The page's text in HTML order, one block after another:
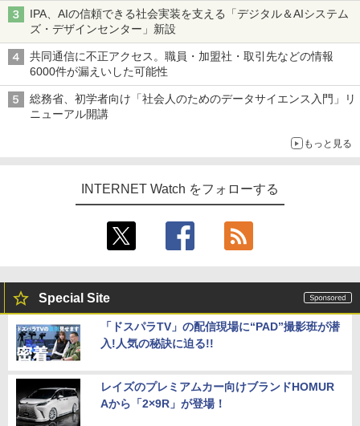
IPA、AIの信頼できる社会実装を支える「デジタル＆AIシステム
ズ・デザインセンター」新設
共同通信に不正アクセス。職員・加盟社・取引先などの情報
6000件が漏えいした可能性
総務省、初学者向け「社会人のためのデータサイエンス入門」リ
ニューアル開講
もっと見る
INTERNET Watch をフォローする
Special Site
「ドスパラTV」の配信現場に“PAD”撮影班が潜
入!人気の秘訣に迫る!!
レイズのプレミアムカー向けブランドHOMUR
Aから「2×9R」が登場！